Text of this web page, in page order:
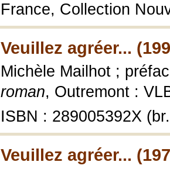
France, Collection
Veuillez agréer...
Michèle Mailhot ;
roman, Outremont :
ISBN : 289005392X
Veuillez agréer...